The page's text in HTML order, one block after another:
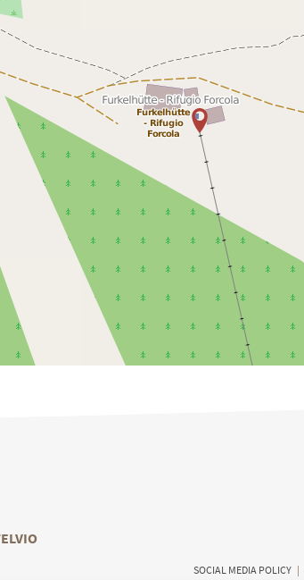
SOCIAL MEDIA POLICY |